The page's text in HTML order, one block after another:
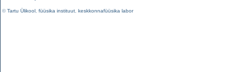
©Tartu Ülikool füüsika instituut keskkonnafüüsika labor